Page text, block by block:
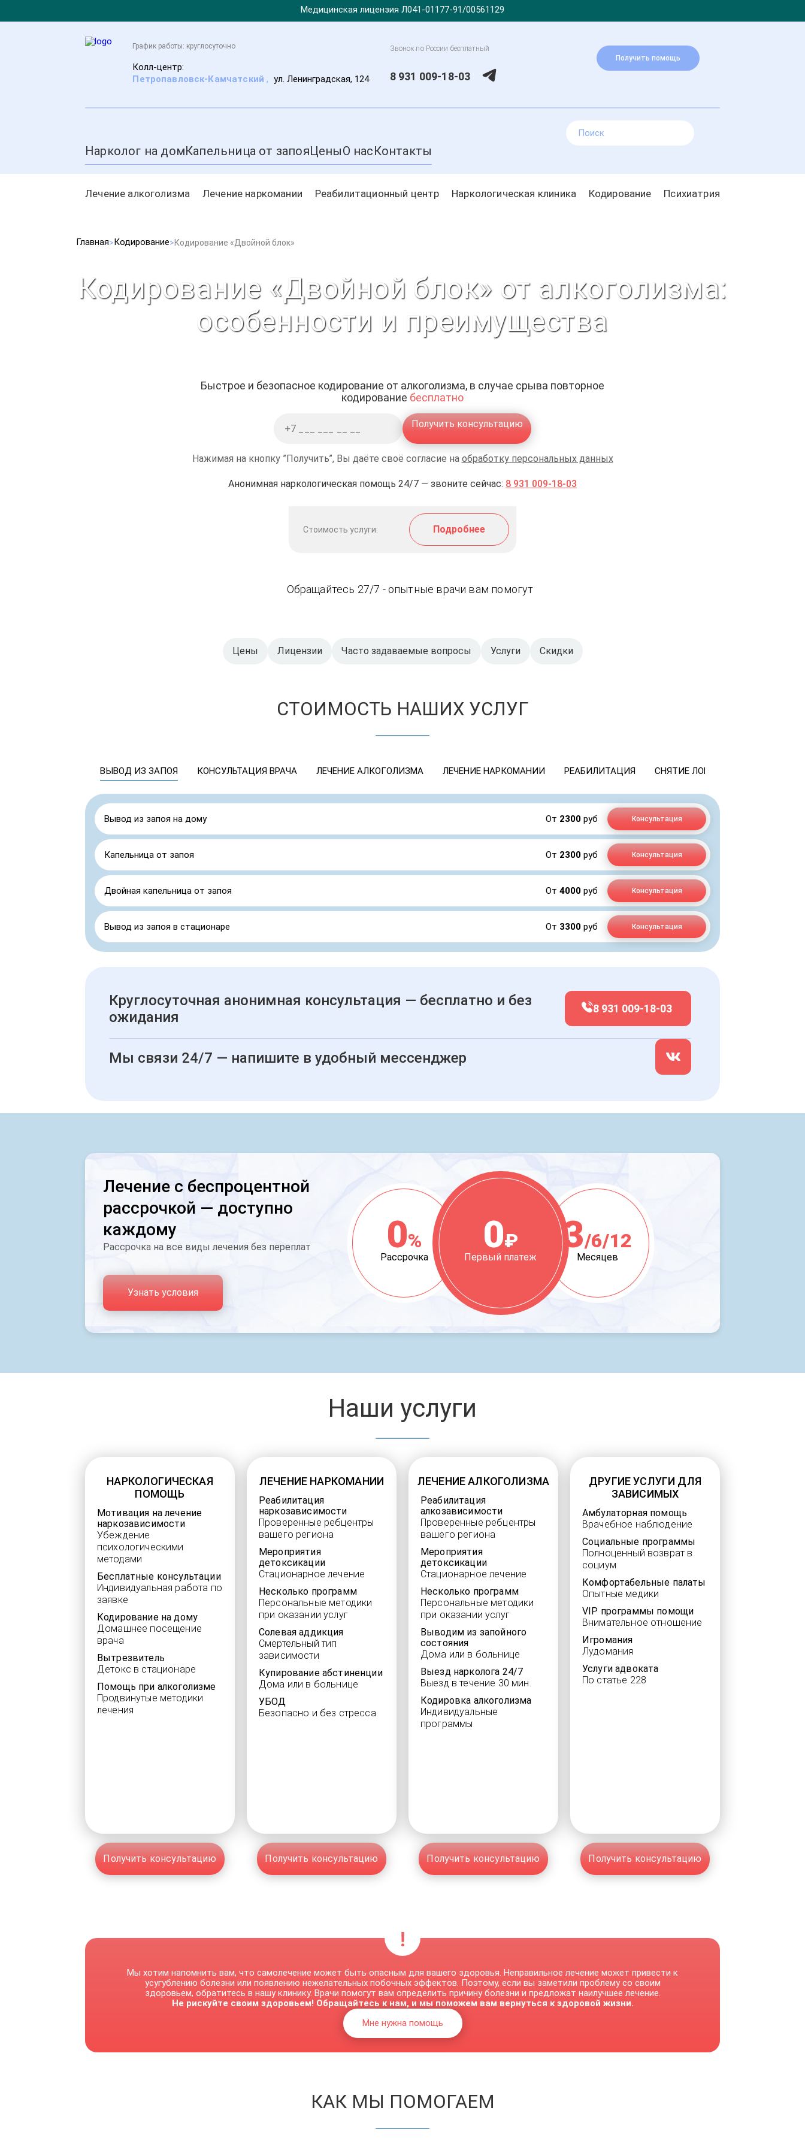
Медицинская лицензия Л041-01177-91/00561129
График работы: круглосуточно
Колл-центр:
Петропавловск-Камчатский, ул. Ленинградская, 124
Получить помощь
Звонок по России бесплатный
8 931 009-18-03
Нарколог на домКапельница от запояЦеныО насКонтакты
Лечение алкоголизма Лечение наркомании Реабилитационный центр Наркологическая клиника Кодирование Психиатрия
Главная Кодирование Кодирование «Двойной блок»
Кодирование «Двойной блок» от алкоголизма:
особенности и преимущества
Быстрое и безопасное кодирование от алкоголизма, в случае срыва повторное
кодирование бесплатно
Получить консультацию
Нажимая на кнопку ”Получить”, Вы даёте своё согласие на обработку персональных данных
Анонимная наркологическая помощь 24/7 — звоните сейчас: 8 931 009-18-03
Стоимость услуги: Подробнее
Обращайтесь 27/7 - опытные врачи вам помогут
Цены Лицензии Часто задаваемые вопросы Услуги Скидки
СТОИМОСТЬ НАШИХ УСЛУГ
ВЫВОД ИЗ ЗАПОЯ КОНСУЛЬТАЦИЯ ВРАЧА ЛЕЧЕНИЕ АЛКОГОЛИЗМА ЛЕЧЕНИЕ НАРКОМАНИИ РЕАБИЛИТАЦИЯ СНЯТИЕ ЛОМКИ
Вывод из запоя на дому От 2300 руб Консультация
Капельница от запоя От 2300 руб Консультация
Двойная капельница от запоя От 4000 руб Консультация
Вывод из запоя в стационаре От 3300 руб Консультация
Круглосуточная анонимная консультация — бесплатно и без
ожидания
8 931 009-18-03
Мы связи 24/7 — напишите в удобный мессенджер
Лечение с беспроцентной
рассрочкой — доступно
каждому
Рассрочка на все виды лечения без переплат 0%
Рассрочка
0₽
Первый платеж
3/6/12
Месяцев
Узнать условия
Наши услуги
НАРКОЛОГИЧЕСКАЯ
ПОМОЩЬ
Мотивация на лечение
наркозависимости
Убеждение
психологическими
методами
Бесплатные консультации
Индивидуальная работа по
заявке
Кодирование на дому
Домашнее посещение
врача
Вытрезвитель
Детокс в стационаре
Помощь при алкоголизме
Продвинутые методики
лечения
Получить консультацию
ЛЕЧЕНИЕ НАРКОМАНИИ
Реабилитация
наркозависимости
Проверенные ребцентры
вашего региона
Мероприятия
детоксикации
Стационарное лечение
Несколько программ
Персональные методики
при оказании услуг
Солевая аддикция
Смертельный тип
зависимости
Купирование абстиненции
Дома или в больнице
УБОД
Безопасно и без стресса
Получить консультацию
ЛЕЧЕНИЕ АЛКОГОЛИЗМА
Реабилитация
алкозависимости
Проверенные ребцентры
вашего региона
Мероприятия
детоксикации
Стационарное лечение
Несколько программ
Персональные методики
при оказании услуг
Выводим из запойного
состояния
Дома или в больнице
Выезд нарколога 24/7
Выезд в течение 30 мин.
Кодировка алкоголизма
Индивидуальные
программы
Получить консультацию
ДРУГИЕ УСЛУГИ ДЛЯ
ЗАВИСИМЫХ
Амбулаторная помощь
Врачебное наблюдение
Социальные программы
Полноценный возврат в
социум
Комфортабельные палаты
Опытные медики
VIP программы помощи
Внимательное отношение
Игромания
Лудомания
Услуги адвоката
По статье 228
Получить консультацию
Мы хотим напомнить вам, что самолечение может быть опасным для вашего здоровья. Неправильное лечение может привести к
усугублению болезни или появлению нежелательных побочных эффектов. Поэтому, если вы заметили проблему со своим
здоровьем, обратитесь в нашу клинику. Врачи помогут вам определить причину болезни и предложат наилучшее лечение.
Не рискуйте своим здоровьем! Обращайтесь к нам, и мы поможем вам вернуться к здоровой жизни.
Мне нужна помощь
КАК МЫ ПОМОГАЕМ